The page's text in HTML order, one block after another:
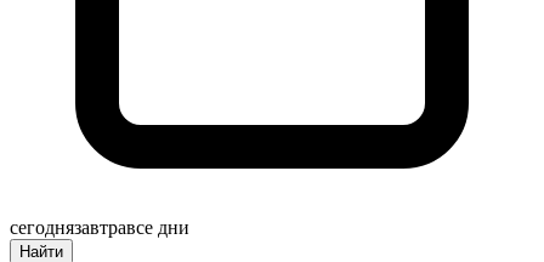
сегоднязавтравсе дни
Найти